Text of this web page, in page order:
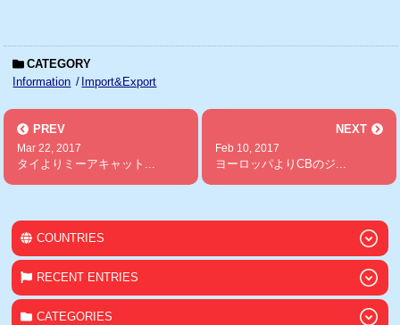
CATEGORY
Information
Import&Export
PREV
Mar 22, 2017
タイよりミーアキャット...
NEXT
Feb 10, 2017
ヨーロッパよりCBのジ...
COUNTRIES
RECENT ENTRIES
CATEGORIES